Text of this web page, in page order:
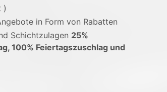
)
in Form von Rabatten
Schichtzulagen 25%
100% Feiertagszuschlag und